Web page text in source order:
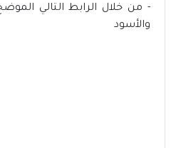
- من خلال الرابط التالي
والأسود